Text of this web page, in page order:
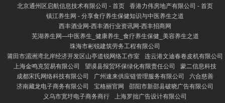
北京通州区启航信息技术有限公司 - 首页
香港力伟房地产有限公司 - 首页
镇江养生网 - 分享食疗养生保健知识与中医养生之道
西丰酒业网-西丰酒行业资讯网-西丰招商网
芜湖养生网—中医养生_健康养生_食疗养生保健_美容养生之道
珠海市彬锐建筑劳务工程有限公司
莆田市湄洲湾北岸经济开发区山亭道锐网络工作室
连云港文迪春卷皮机有限公司
上海金鸣克贸易有限公司
望谟县报贸环保绿化有限责任公司
蒙二信息科技
成都宋氏网络科技有限公司
广州速来供应链管理服务有限公司
六合慈善
济南藏龙电子商务有限公司
宝格丽官网
邵阳市新邵县破晓广告有限公司
义乌市宽圩电子商务商行
上海罗拙广告设计有限公司